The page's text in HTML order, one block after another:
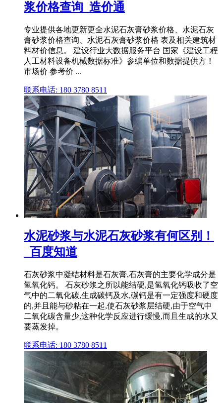
浆价格查询_造价通
专业提供各地更新更全水泥石灰膏砂浆价格、水泥石灰
膏砂浆价格查询、水泥石灰膏砂浆价格 表及相关建筑材
料材价信息。 建设行业大数据服务平台 国家《建设工程
人工材料设备机械数据标准》参编单位和数据提供方！
市场价 参考价 ...
联系电话: 180 3780 8511
水泥砂浆与水泥石灰砂浆有何区别！
_百度知道
石灰砂浆中凝结材料是石灰膏,石灰膏的主要化学成分是
氢氧化钙。 石灰砂浆之所以能结硬,是氢氧化钙吸收了空
气中的二氧化碳,生成碳钙及水,碳钙是有一定强度和硬度
的,并且能与砂粘在一起,使石灰砂浆层结硬,由于空气中
二氧化碳含量少,这种化学反应进行缓慢,而且生成的水又
要蒸发掉。
联系电话: 180 3780 8511